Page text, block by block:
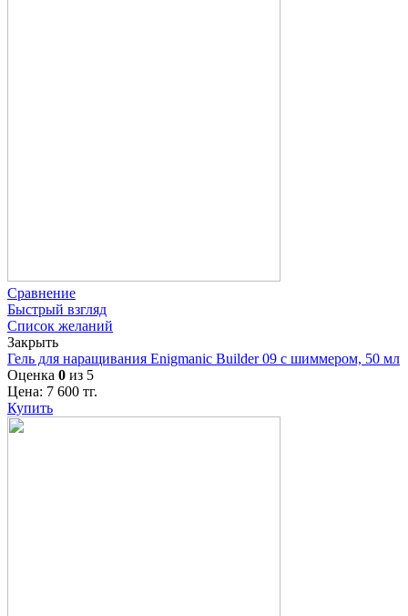
Сравнение
Быстрый взгляд
Список желаний
Закрыть
Гель для наращивания Enigmanic Builder 09 с шиммером, 50 мл
Оценка 0 из 5
Цена: 7 600 тг.
Купить